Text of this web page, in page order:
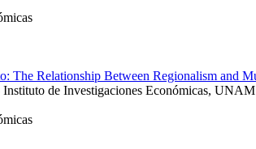
The Relationship Between Regionalism and
de Investigaciones Económicas, UNAM